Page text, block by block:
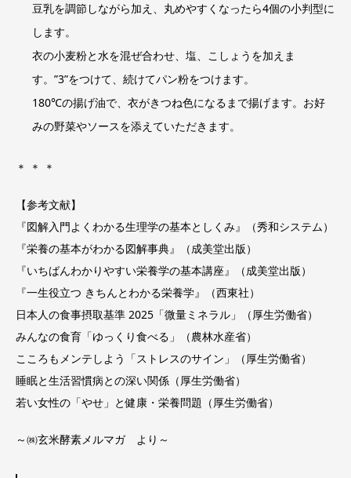
豆乳を調節しながら加え、丸めやすくなったら4個の小判型に
します。
衣の小麦粉と水を混ぜ合わせ、塩、こしょうを加えま
す。”3”をつけて、続けてパン粉をつけます。
180℃の揚げ油で、衣がきつね色になるまで揚げます。お好
みの野菜やソースを添えていただきます。
＊ ＊ ＊
【参考文献】
『図解入門よくわかる生理学の基本としくみ』（秀和システム）
『栄養の基本がわかる図解事典』（成美堂出版）
『いちばんわかりやすい栄養学の基本講座』（成美堂出版）
『一生役立つ きちんとわかる栄養学』（西東社）
日本人の食事摂取基準 2025「微量ミネラル 」（厚生労働省）
みんなの食育「ゆっくり食べる 」（農林水産省）
こころもメンテしよう「ストレスのサイン 」（厚生労働省）
睡眠と生活習慣病との深い関係 （厚生労働省）
若い女性の「やせ」と健康・栄養問題 （厚生労働省）
～㈱玄米酵素メルマガ より～